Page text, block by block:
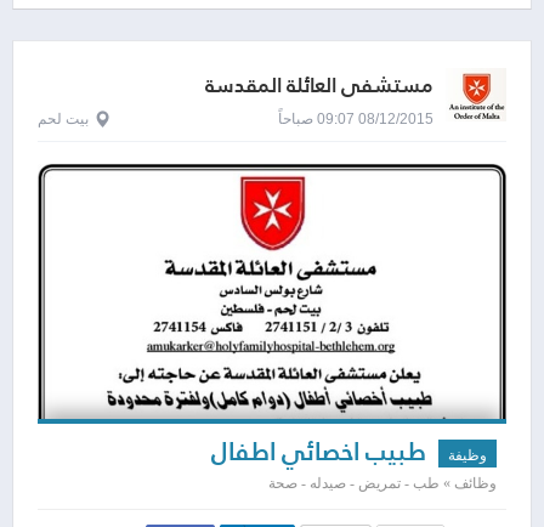
مستشفى العائلة المقدسة
08/12/2015 09:07 صباحاً بيت لحم
وظيفة طبيب اخصائي اطفال
وظائف » طب - تمريض - صيدله - صحة